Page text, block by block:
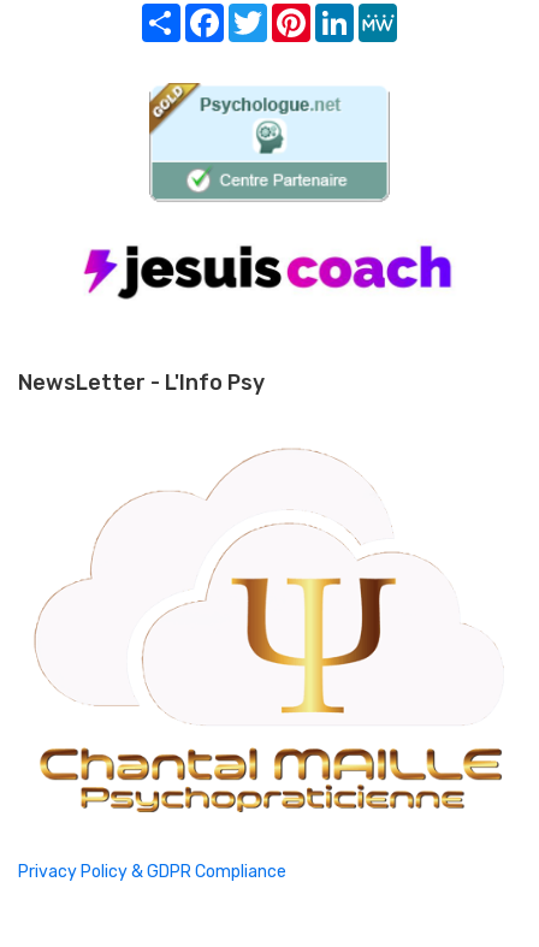
Share FacebookTwitterPinterest
LinkedIn
NewsLetter - L'Info Psy
Privacy Policy & GDPR Compliance